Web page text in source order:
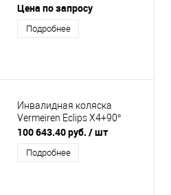
Цена по запросу
Подробнее
Инвалидная коляска
Vermeiren Eclips X4+90°
100 643.40 руб. / шт
Подробнее